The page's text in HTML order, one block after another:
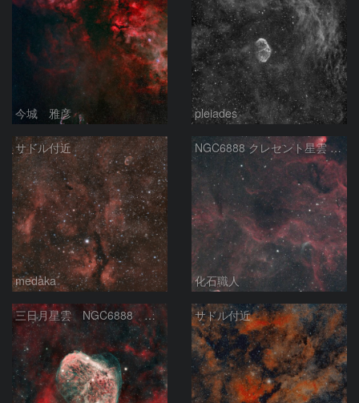
今城 雅彦 pleiades
サドル付近
medaka
NGC6888 クレセント星雲 Sh2-101 チューリップ星雲 WR134 はくちょう座
化石職人
三日月星雲 NGC6888 （HOO合成） サドル付近